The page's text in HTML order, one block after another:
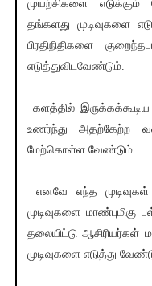
முயற்சிகளை
தங்களது முடிவுகளை
பிரதிநிதிகளை
எடுத்துவிடவேண்டும்.
களத்தில்
உணர்ந்து அதற்கேற்ற
மேற்கொள்ள வேண்டும்.
எனவே எந்த முடிவுகள்
முடிவுகளை
தலையிட்டு
முடிவுகளை எடுத்து